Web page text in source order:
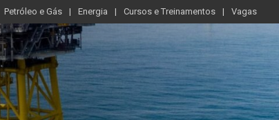
Petróleo e Gás Energia Cursos e Treinamentos Vagas